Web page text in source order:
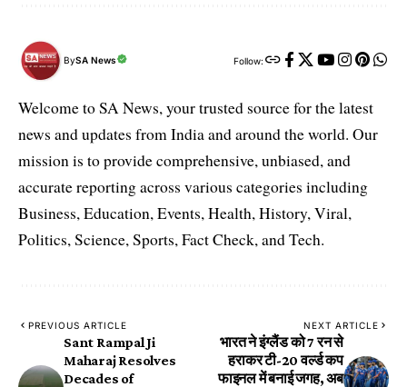
BySA News Follow:
Welcome to SA News, your trusted source for the latest
news and updates from India and around the world. Our
mission is to provide comprehensive, unbiased, and
accurate reporting across various categories including
Business, Education, Events, Health, History, Viral,
Politics, Science, Sports, Fact Check, and Tech.
PREVIOUS ARTICLE
Sant Rampal Ji
Maharaj Resolves
Decades of
NEXT ARTICLE
भारत ने इंग्लैंड को 7 रन से
हराकर टी-20 वर्ल्ड कप
फाइनल में बनाई जगह, अब